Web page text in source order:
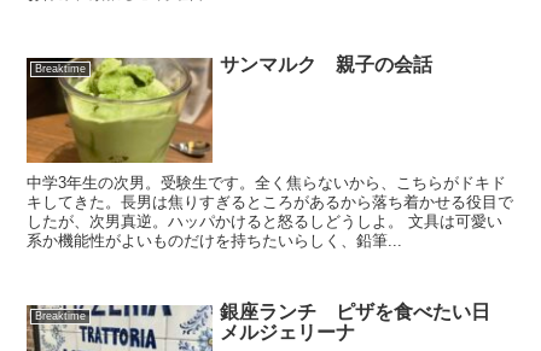
Breaktime サンマルク 親子の会話
中学3年生の次男。受験生です。全く焦らないから、こちらがドキド
キしてきた。長男は焦りすぎるところがあるから落ち着かせる役目で
したが、次男真逆。ハッパかけると怒るしどうしよ。 文具は可愛い
系か機能性がよいものだけを持ちたいらしく、鉛筆...
Breaktime
銀座ランチ ピザを食べたい日
メルジェリーナ